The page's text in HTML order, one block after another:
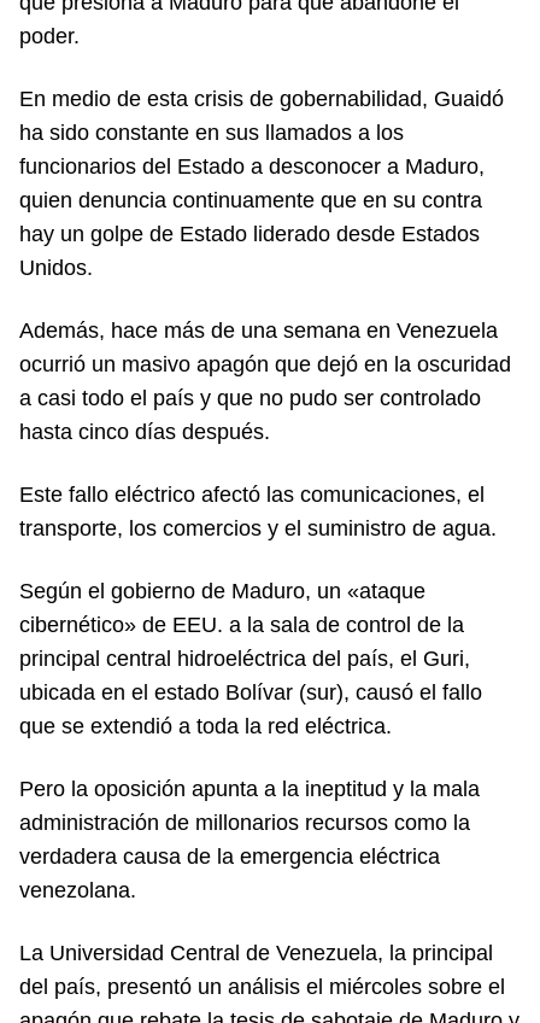
poder.
En medio de esta crisis de gobernabilidad, Guaidó
ha sido constante en sus llamados a los
funcionarios del Estado a desconocer a Maduro,
quien denuncia continuamente que en su contra
hay un golpe de Estado liderado desde Estados
Unidos.
Además, hace más de una semana en Venezuela
ocurrió un masivo apagón que dejó en la oscuridad
a casi todo el país y que no pudo ser controlado
hasta cinco días después.
Este fallo eléctrico afectó las comunicaciones, el
transporte, los comercios y el suministro de agua.
Según el gobierno de Maduro, un «ataque
cibernético» de EEU. a la sala de control de la
principal central hidroeléctrica del país, el Guri,
ubicada en el estado Bolívar (sur), causó el fallo
que se extendió a toda la red eléctrica.
Pero la oposición apunta a la ineptitud y la mala
administración de millonarios recursos como la
verdadera causa de la emergencia eléctrica
venezolana.
La Universidad Central de Venezuela, la principal
del país, presentó un análisis el miércoles sobre el